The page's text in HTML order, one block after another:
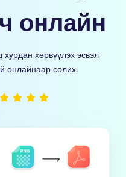
онлайн
хөрвүүлэх эсвэл
онлайнаар солих.